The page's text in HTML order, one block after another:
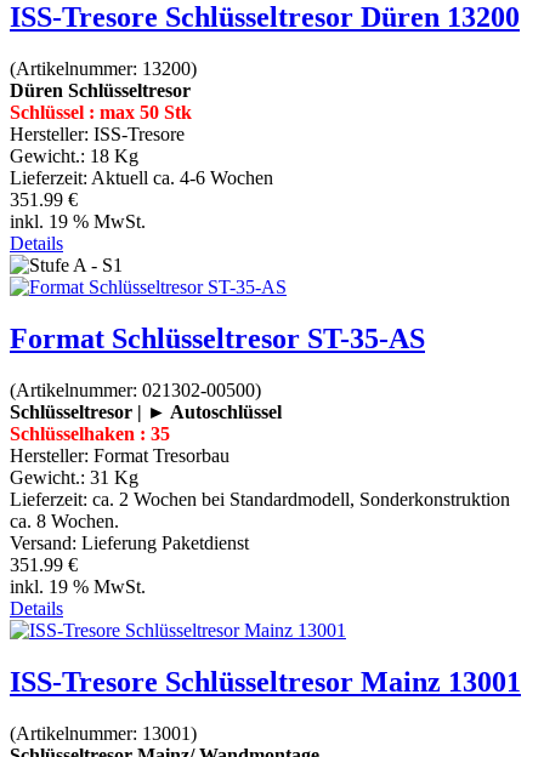
ISS-Tresore Schlüsseltresor Düren 13200
(Artikelnummer: 13200)
Düren Schlüsseltresor
Schlüssel : max 50 Stk
Hersteller: ISS-Tresore
Gewicht.: 18 Kg
Lieferzeit: Aktuell ca. 4-6 Wochen
351.99 €
inkl. 19 % MwSt.
Details
Format Schlüsseltresor ST-35-AS
(Artikelnummer: 021302-00500)
Schlüsseltresor | ► Autoschlüssel
Schlüsselhaken : 35
Hersteller: Format Tresorbau
Gewicht.: 31 Kg
Lieferzeit: ca. 2 Wochen bei Standardmodell, Sonderkonstruktion
ca. 8 Wochen.
Versand: Lieferung Paketdienst
351.99 €
inkl. 19 % MwSt.
Details
ISS-Tresore Schlüsseltresor Mainz 13001
(Artikelnummer: 13001)